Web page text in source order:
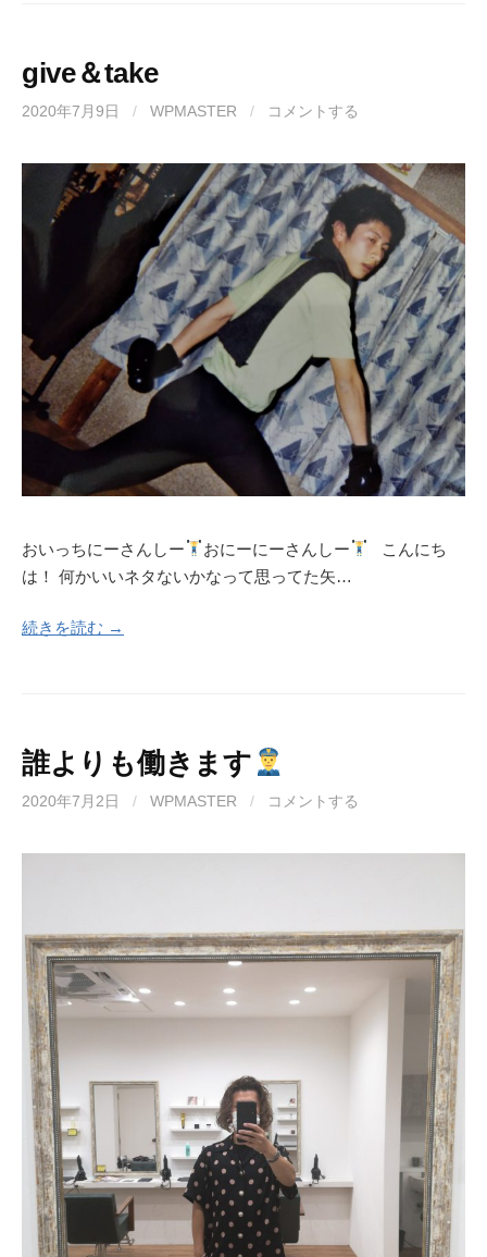
give＆take
2020年7月9日 / WPMASTER / コメントする
おいっちにーさんしー おにーにーさんしー
こんにち
は！ 何かいいネタないかなって思ってた矢…
続きを読む →
誰よりも働きます
2020年7月2日 / WPMASTER / コメントする